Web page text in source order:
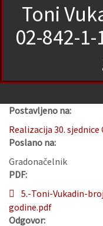
Toni
02-842-
Postavljeno na:
Realizacija 30. sjednice
Poslano na:
Gradonačelnik
PDF:
5.-Toni-Vukadin-
godine.pdf
Odgovor: